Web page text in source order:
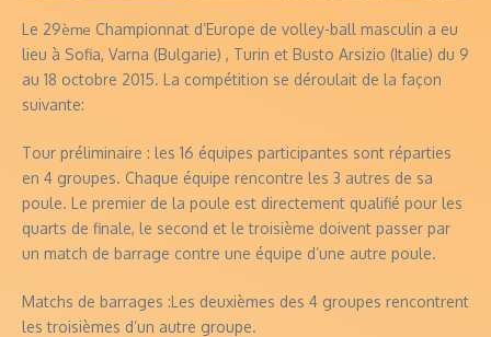
Le 29ème Championnat d’Europe de volley-ball masculin a eu
lieu à Sofia, Varna (Bulgarie) , Turin et Busto Arsizio (Italie) du 9
au 18 octobre 2015. La compétition se déroulait de la façon
suivante:
Tour préliminaire : les 16 équipes participantes sont réparties
en 4 groupes. Chaque équipe rencontre les 3 autres de sa
poule. Le premier de la poule est directement qualifié pour les
quarts de finale, le second et le troisième doivent passer par
un match de barrage contre une équipe d’une autre poule.
Matchs de barrages :Les deuxièmes des 4 groupes rencontrent
les troisièmes d’un autre groupe.